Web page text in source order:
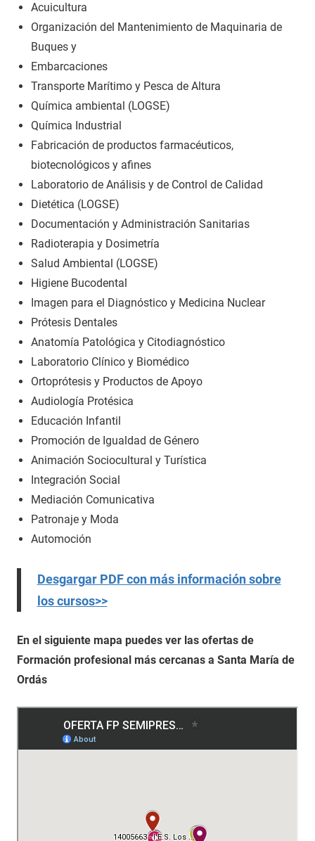
Acuicultura
Organización del Mantenimiento de Maquinaria de
Buques y
Embarcaciones
Transporte Marítimo y Pesca de Altura
Química ambiental (LOGSE)
Química Industrial
Fabricación de productos farmacéuticos,
biotecnológicos y afines
Laboratorio de Análisis y de Control de Calidad
Dietética (LOGSE)
Documentación y Administración Sanitarias
Radioterapia y Dosimetría
Salud Ambiental (LOGSE)
Higiene Bucodental
Imagen para el Diagnóstico y Medicina Nuclear
Prótesis Dentales
Anatomía Patológica y Citodiagnóstico
Laboratorio Clínico y Biomédico
Ortoprótesis y Productos de Apoyo
Audiología Protésica
Educación Infantil
Promoción de Igualdad de Género
Animación Sociocultural y Turística
Integración Social
Mediación Comunicativa
Patronaje y Moda
Automoción
Desgargar PDF con más información sobre
los cursos>>
En el siguiente mapa puedes ver las ofertas de
Formación profesional más cercanas a Santa María de
Ordás